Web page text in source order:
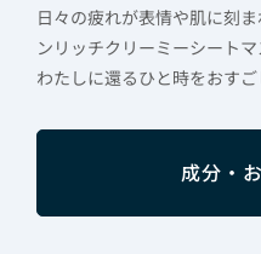
日々の疲れが表情や肌に刻
ンリッチクリーミーシート
わたしに還るひと時をおすご
成分・